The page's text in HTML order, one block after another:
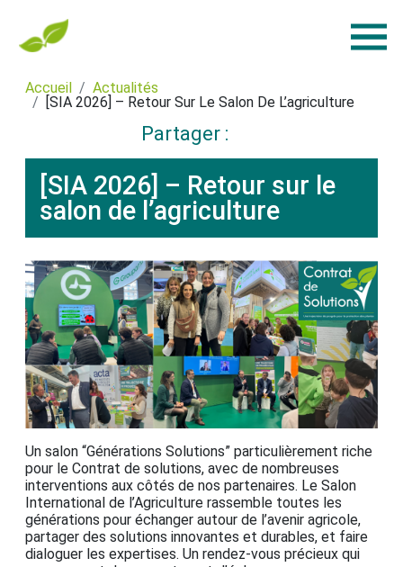
Accueil
Actualités
[SIA 2026] – Retour Sur Le Salon De L’agriculture
Partager :
[SIA 2026] – Retour sur le
salon de l’agriculture
Un salon “Générations Solutions” particulièrement riche
pour le Contrat de solutions, avec de nombreuses
interventions aux côtés de nos partenaires. Le Salon
International de l’Agriculture rassemble toutes les
générations pour échanger autour de l’avenir agricole,
partager des solutions innovantes et durables, et faire
dialoguer les expertises. Un rendez-vous précieux qui